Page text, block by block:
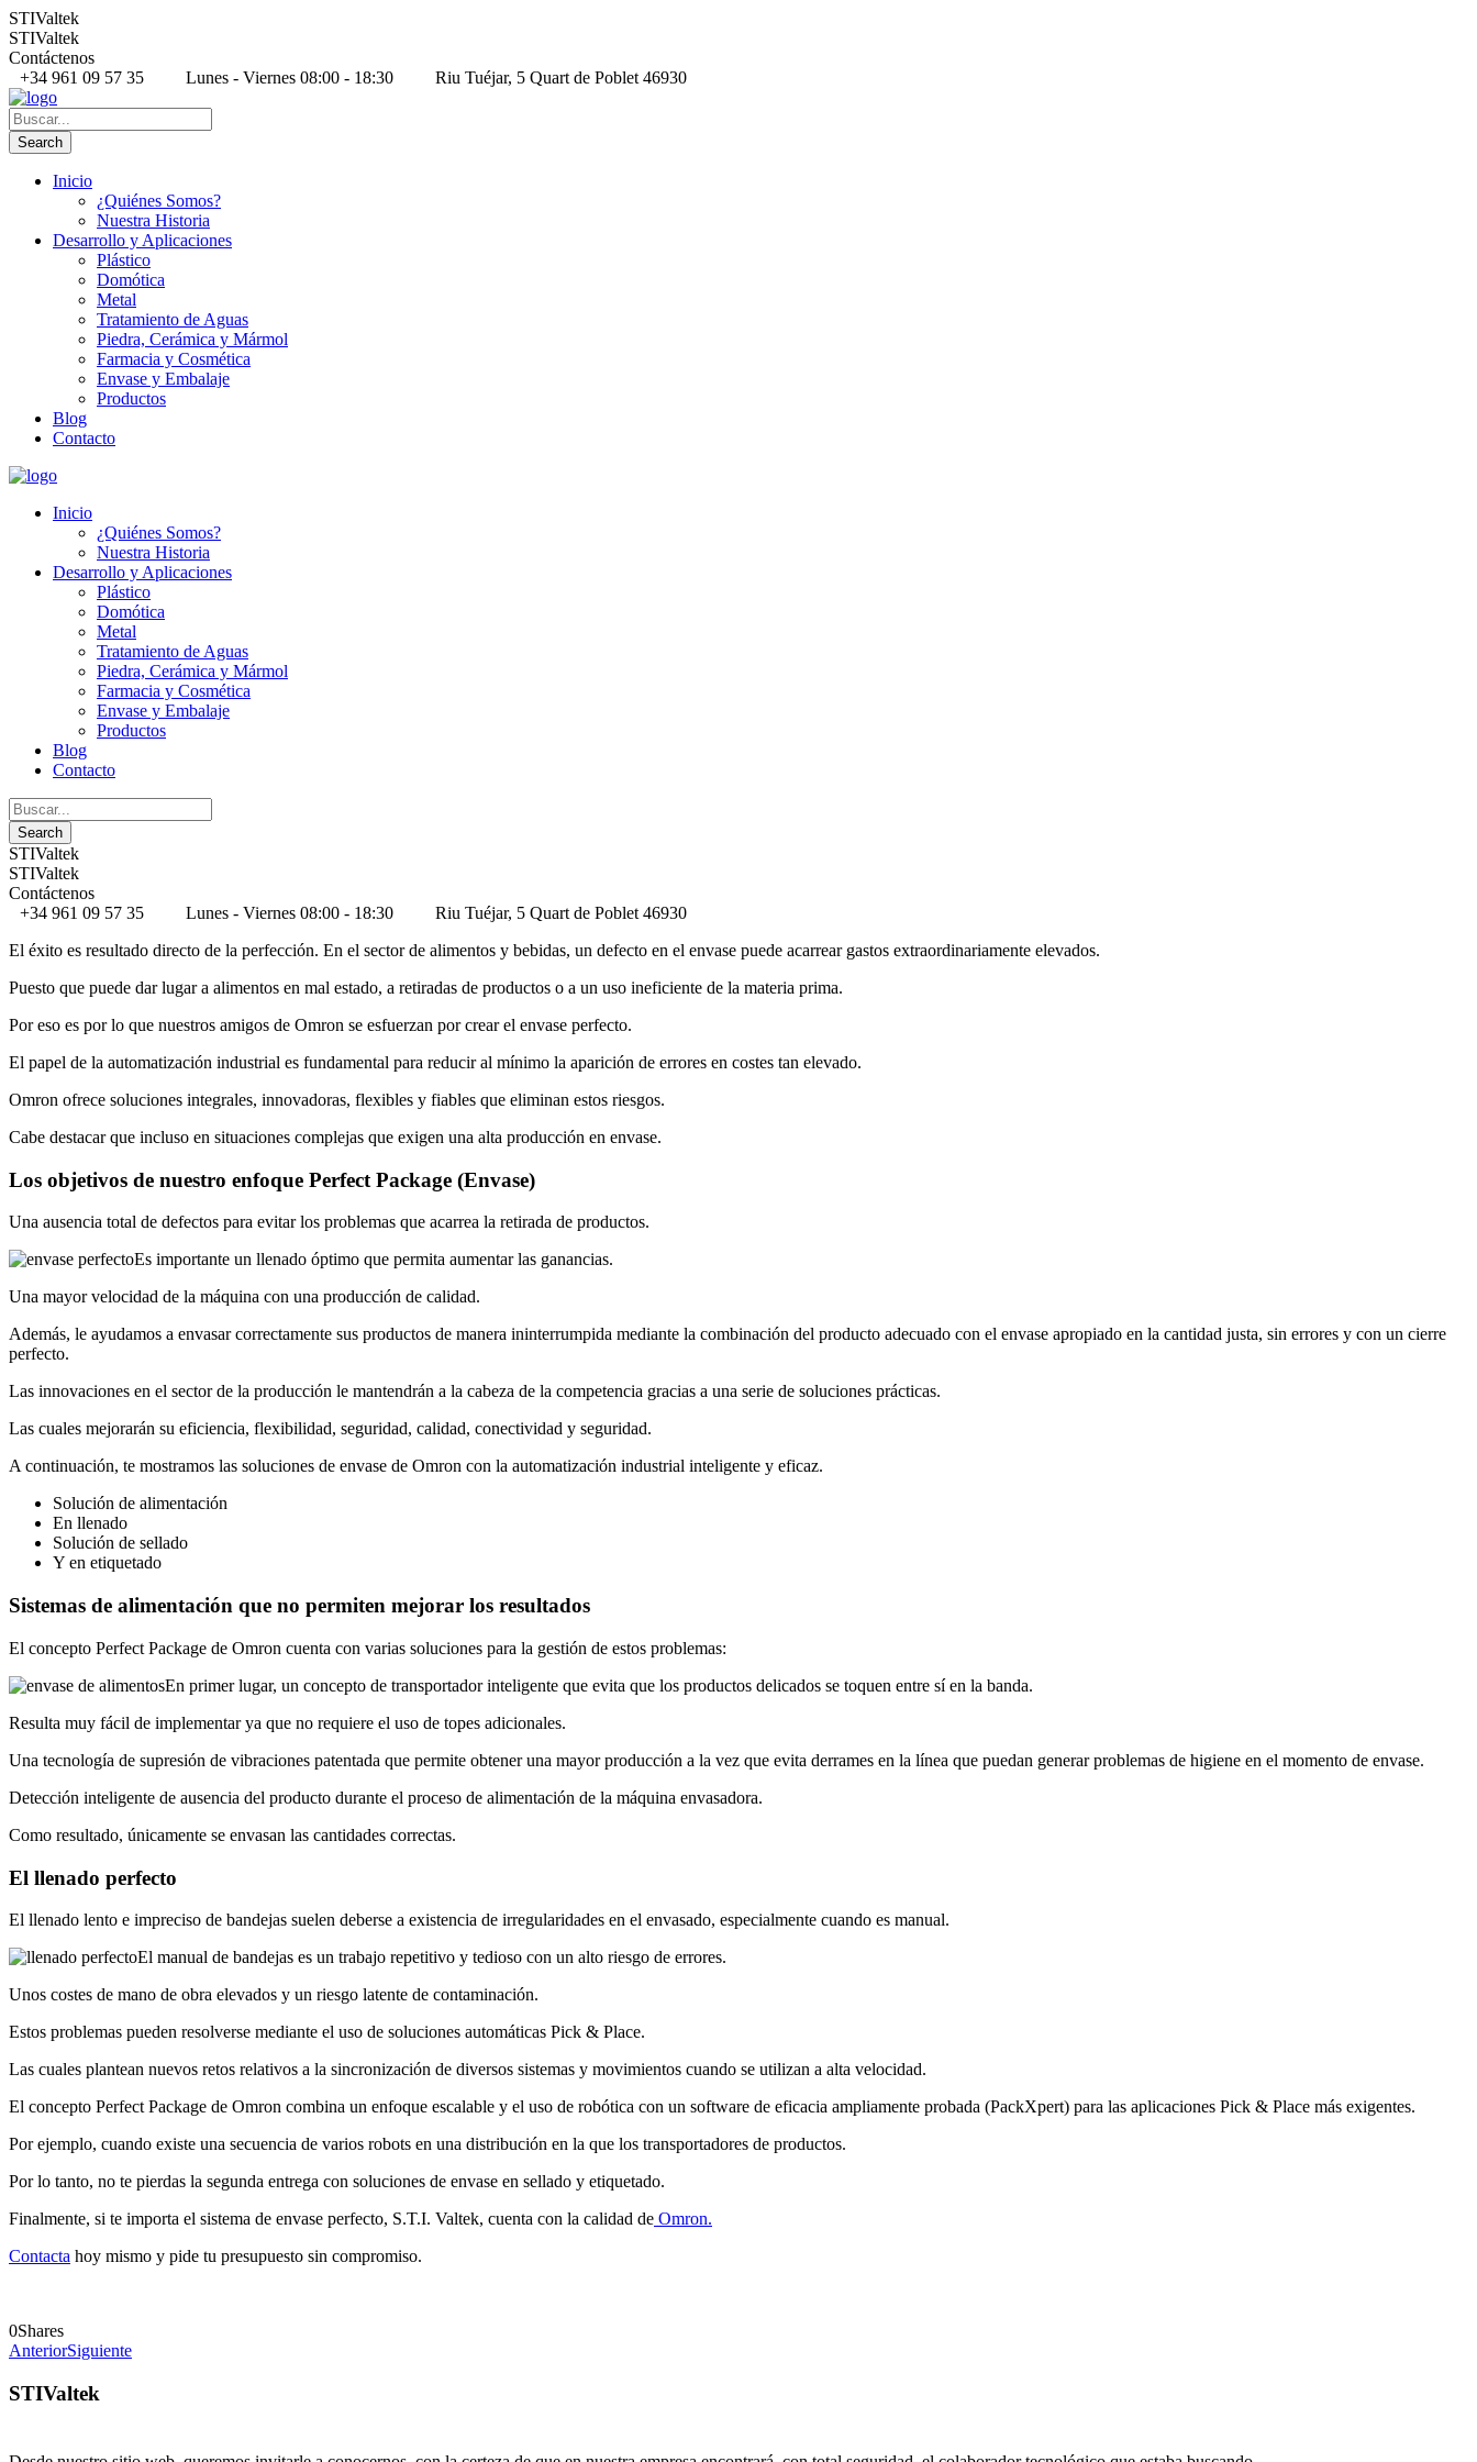
STIValtek
STIValtek
Contáctenos
+34 961 09 57 35
Lunes - Viernes 08:00 - 18:30 Riu Tuéjar, 5 Quart de Poblet 46930
Inicio
¿Quiénes Somos?
Nuestra Historia
Desarrollo y Aplicaciones
Plástico
Domótica
Metal
Tratamiento de Aguas
Piedra, Cerámica y Mármol
Farmacia y Cosmética
Envase y Embalaje
Productos
Blog
Contacto
Inicio
¿Quiénes Somos?
Nuestra Historia
Desarrollo y Aplicaciones
Plástico
Domótica
Metal
Tratamiento de Aguas
Piedra, Cerámica y Mármol
Farmacia y Cosmética
Envase y Embalaje
Productos
Blog
Contacto
STIValtek
STIValtek
Contáctenos
+34 961 09 57 35
Lunes - Viernes 08:00 - 18:30
Riu Tuéjar, 5 Quart de Poblet 46930
El éxito es resultado directo de la perfección. En el sector de alimentos y bebidas, un defecto en el envase puede acarrear gastos extraordinariamente elevados.
Puesto que puede dar lugar a alimentos en mal estado, a retiradas de productos o a un uso ineficiente de la materia prima.
Por eso es por lo que nuestros amigos de Omron se esfuerzan por crear el envase perfecto.
El papel de la automatización industrial es fundamental para reducir al mínimo la aparición de errores en costes tan elevado.
Omron ofrece soluciones integrales, innovadoras, flexibles y fiables que eliminan estos riesgos.
Cabe destacar que incluso en situaciones complejas que exigen una alta producción en envase.
Los objetivos de nuestro enfoque Perfect Package (Envase)
Una ausencia total de defectos para evitar los problemas que acarrea la retirada de productos.
Es importante un llenado óptimo que permita aumentar las ganancias.
Una mayor velocidad de la máquina con una producción de calidad.
Además, le ayudamos a envasar correctamente sus productos de manera ininterrumpida mediante la combinación del producto adecuado con el envase apropiado en la cantidad justa, sin errores y con un cierre
perfecto.
Las innovaciones en el sector de la producción le mantendrán a la cabeza de la competencia gracias a una serie de soluciones prácticas.
Las cuales mejorarán su eficiencia, flexibilidad, seguridad, calidad, conectividad y seguridad.
A continuación, te mostramos las soluciones de envase de Omron con la automatización industrial inteligente y eficaz.
Solución de alimentación
En llenado
Solución de sellado
Y en etiquetado
Sistemas de alimentación que no permiten mejorar los resultados
El concepto Perfect Package de Omron cuenta con varias soluciones para la gestión de estos problemas:
En primer lugar, un concepto de transportador inteligente que evita que los productos delicados se toquen entre sí en la banda.
Resulta muy fácil de implementar ya que no requiere el uso de topes adicionales.
Una tecnología de supresión de vibraciones patentada que permite obtener una mayor producción a la vez que evita derrames en la línea que puedan generar problemas de higiene en el momento de envase.
Detección inteligente de ausencia del producto durante el proceso de alimentación de la máquina envasadora.
Como resultado, únicamente se envasan las cantidades correctas.
El llenado perfecto
El llenado lento e impreciso de bandejas suelen deberse a existencia de irregularidades en el envasado, especialmente cuando es manual.
El manual de bandejas es un trabajo repetitivo y tedioso con un alto riesgo de errores.
Unos costes de mano de obra elevados y un riesgo latente de contaminación.
Estos problemas pueden resolverse mediante el uso de soluciones automáticas Pick & Place.
Las cuales plantean nuevos retos relativos a la sincronización de diversos sistemas y movimientos cuando se utilizan a alta velocidad.
El concepto Perfect Package de Omron combina un enfoque escalable y el uso de robótica con un software de eficacia ampliamente probada (PackXpert) para las aplicaciones Pick & Place más exigentes.
Por ejemplo, cuando existe una secuencia de varios robots en una distribución en la que los transportadores de productos.
Por lo tanto, no te pierdas la segunda entrega con soluciones de envase en sellado y etiquetado.
Finalmente, si te importa el sistema de envase perfecto, S.T.I. Valtek, cuenta con la calidad de Omron.
Contacta hoy mismo y pide tu presupuesto sin compromiso.
0Shares
AnteriorSiguiente
STIValtek